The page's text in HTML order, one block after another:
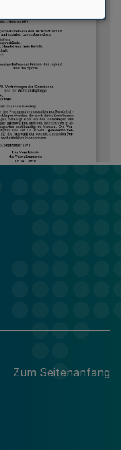
Zum Seitenanfang